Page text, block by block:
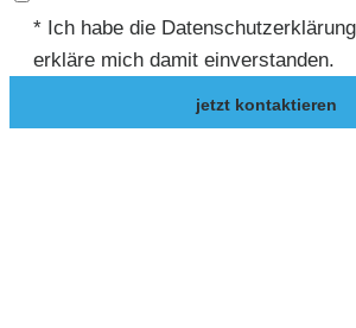
* Ich habe die
erkläre mich damit einverstanden.
jetzt kontaktieren